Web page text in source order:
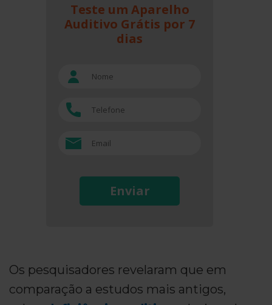
Teste um Aparelho
Auditivo Grátis por 7
dias
Enviar
Os pesquisadores revelaram que em
comparação a estudos mais antigos,